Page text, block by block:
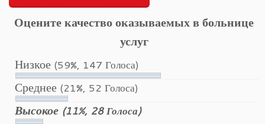
Оцените качество оказываемых в больнице
услуг
Низкое (59%, 147 Голоса)
Среднее (21%, 52 Голоса)
Высокое (11%, 28 Голоса)